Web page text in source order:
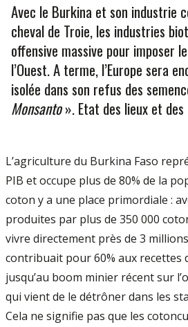
Avec le Burkina et son industrie
cheval de Troie, les industries
offensive massive pour imposer
l’Ouest. A terme, l’Europe sera
isolée dans son refus des
Monsanto». Etat des lieux et
L’agriculture du Burkina Faso
PIB et occupe plus de 80% de la
coton y a une place primordiale :
produites par plus de 350 000
vivre directement près de 3
contribuait pour 60% aux recettes
jusqu’au boom minier récent sur
qui vient de le détrôner dans les
Cela ne signifie pas que les